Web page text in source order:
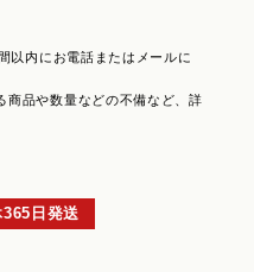
以内にお電話またはメールに
商品や数量などの不備など、詳
日発送